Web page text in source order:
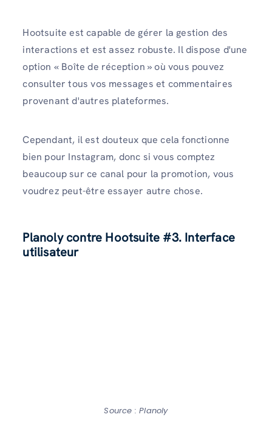
Hootsuite est capable de gérer la gestion des
interactions et est assez robuste. Il dispose d'une
option « Boîte de réception » où vous pouvez
consulter tous vos messages et commentaires
provenant d'autres plateformes.
Cependant, il est douteux que cela fonctionne
bien pour Instagram, donc si vous comptez
beaucoup sur ce canal pour la promotion, vous
voudrez peut-être essayer autre chose.
Planoly contre Hootsuite #3. Interface
utilisateur
Source : Planoly